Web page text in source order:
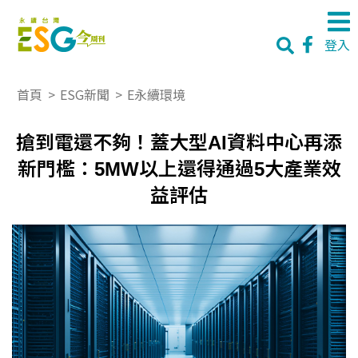
登入
首頁 > ESG新聞 > E永續環境
搶到電還不夠！蓋大型AI資料中心再添
新門檻：5MW以上還得通過5大產業效
益評估